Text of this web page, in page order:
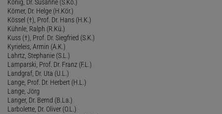
König, Dr. Susanne (S.Kö.)
Körner, Dr. Helge (H.Kör.)
Kössel (†), Prof. Dr. Hans (H.K.)
Kühnle, Ralph (R.Kü.)
Kuss (†), Prof. Dr. Siegfried (S.K.)
Kyrieleis, Armin (A.K.)
Lahrtz, Stephanie (S.L.)
Lamparski, Prof. Dr. Franz (F.L.)
Landgraf, Dr. Uta (U.L.)
Lange, Prof. Dr. Herbert (H.L.)
Lange, Jörg
Langer, Dr. Bernd (B.La.)
Larbolette, Dr. Oliver (O.L.)